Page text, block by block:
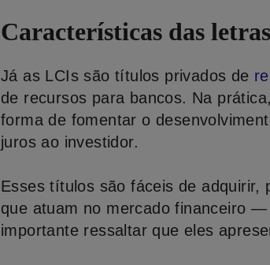
Características das
Já as LCIs são títulos privados de
de recursos para bancos. Na
forma de fomentar o
juros ao investidor.
Esses títulos são fáceis de adquirir,
que atuam no mercado financeiro
importante ressaltar que eles